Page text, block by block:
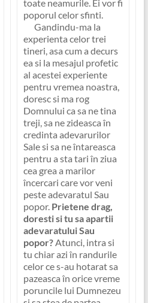
toate neamurile. Ei vor fi
poporul celor sfinti.
Gandindu-ma la
experienta celor trei
tineri, asa cum a decurs
ea si la mesajul profetic
al acestei experiente
pentru vremea noastra,
doresc si ma rog
Domnului ca sa ne tina
treji, sa ne zideasca în
credinta adevarurilor
Sale si sa ne întareasca
pentru a sta tari în ziua
cea grea a marilor
încercari care vor veni
peste adevaratul Sau
popor. Prietene drag,
doresti si tu sa apartii
adevaratului Sau
popor?Atunci, intra si
tu chiar azi în randurile
celor ce s-au hotarat sa
pazeasca în orice vreme
poruncile lui Dumnezeu